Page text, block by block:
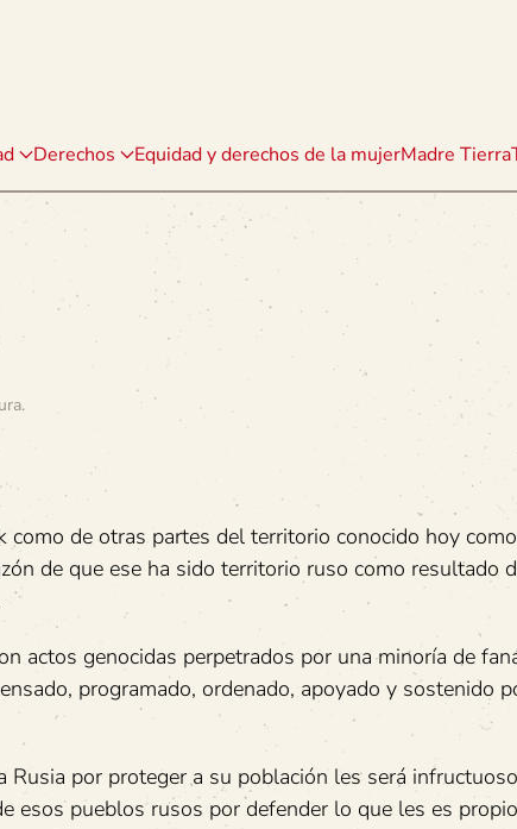
Derechos Equidad y derechos de la mujerMadre Tierra
.
de otras partes del territorio conocido hoy
de que ese ha sido territorio ruso como resultado
actos genocidas perpetrados por una minoría de
programado, ordenado, apoyado y sostenido
Rusia por proteger a su población les será
esos pueblos rusos por defender lo que les es